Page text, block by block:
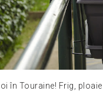
în Touraine! Frig,